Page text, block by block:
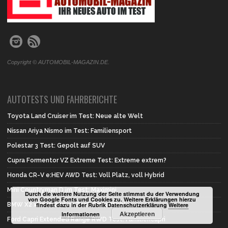
Copyright © AUTOMOBIL-MAGAZIN.DE.
AUTOTESTS UND FAHRBERICHTE
Toyota Land Cruiser im Test: Neue alte Welt
Nissan Ariya Nismo im Test: Familiensport
Polestar 3 Test: Gepolt auf SUV
Cupra Formentor VZ Extreme Test: Extreme extrem?
Honda CR-V e:HEV AWD Test: Voll Platz, voll Hybrid
Mini Countryman D im Test: Maximini
BMW X2 xDrive 20d im Test: Erste Wahl
Ford Capri Extended Range RWD Test: Familiencapri
Durch die weitere Nutzung der Seite stimmst du der Verwendung
von Google Fonts und Cookies zu. Weitere Erklärungen hierzu
findest dazu in der Rubrik DatenschutzerklärungWeitere
Informationen
Akzeptieren